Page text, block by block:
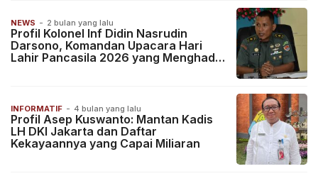
NEWS - 2 bulan yang lalu
Profil Kolonel Inf Didin Nasrudin
Darsono, Komandan Upacara Hari
Lahir Pancasila 2026 yang Menghadap
INFORMATIF - 4 bulan yang lalu
Profil Asep Kuswanto: Mantan Kadis
LH DKI Jakarta dan Daftar
Kekayaannya yang Capai Miliaran